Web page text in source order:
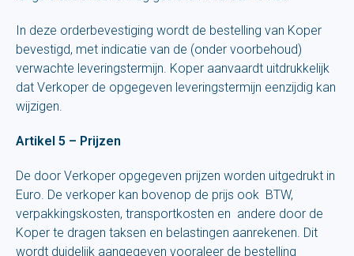
In deze orderbevestiging wordt de bestelling van Koper
bevestigd, met indicatie van de (onder voorbehoud)
verwachte leveringstermijn. Koper aanvaardt uitdrukkelijk
dat Verkoper de opgegeven leveringstermijn eenzijdig kan
wijzigen.
Artikel 5 – Prijzen
De door Verkoper opgegeven prijzen worden uitgedrukt in
Euro. De verkoper kan bovenop de prijs ook BTW,
verpakkingskosten, transportkosten en andere door de
Koper te dragen taksen en belastingen aanrekenen. Dit
wordt duidelijk aangegeven vooraleer de bestelling